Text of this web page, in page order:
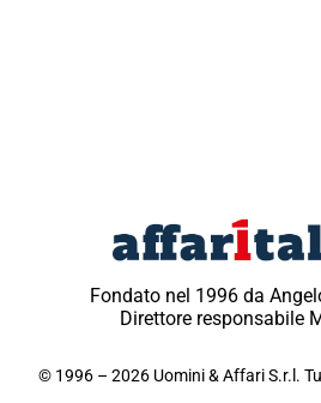
Fondato nel 1996 da
Direttore responsabile
© 1996 – 2026 Uomini & Affari S.r.l.